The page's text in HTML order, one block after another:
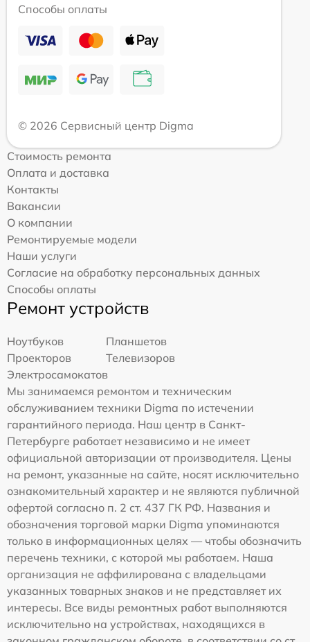
Способы оплаты
© 2026 Сервисный центр Digma
Стоимость ремонта
Оплата и доставка
Контакты
Вакансии
О компании
Ремонтируемые модели
Наши услуги
Согласие на обработку персональных данных
Способы оплаты
Ремонт устройств
Ноутбуков
Планшетов
Проекторов
Телевизоров
Электросамокатов
Мы занимаемся ремонтом и техническим
обслуживанием техники Digma по истечении
гарантийного периода. Наш центр в Санкт-
Петербурге работает независимо и не имеет
официальной авторизации от производителя. Цены
на ремонт, указанные на сайте, носят исключительно
ознакомительный характер и не являются публичной
офертой согласно п. 2 ст. 437 ГК РФ. Названия и
обозначения торговой марки Digma упоминаются
только в информационных целях — чтобы обозначить
перечень техники, с которой мы работаем. Наша
организация не аффилирована с владельцами
указанных товарных знаков и не представляет их
интересы. Все виды ремонтных работ выполняются
исключительно на устройствах, находящихся в